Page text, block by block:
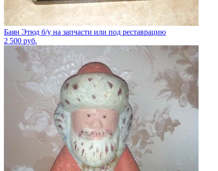
Баян Этюд б/у на запчасти или под реставрацию
2 500 руб.